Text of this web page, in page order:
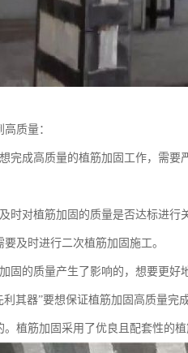
质量：
完成高质量的植筋加固工作，需
时对植筋加固的质量是否达标进
及时进行二次植筋加固施工。
固的质量产生了影响的，想要更好
利其器”要想保证植筋加固高质量
植筋加固采用了优良且配套性的